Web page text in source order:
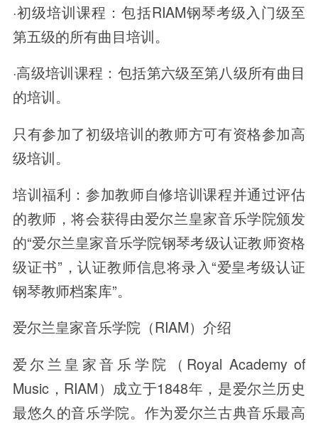
·初级培训课程：包括RIAM钢琴考级入门级至
第五级的所有曲目培训。
·高级培训课程：包括第六级至第八级所有曲目
的培训。
只有参加了初级培训的教师方可有资格参加高
级培训。
培训福利：参加教师自修培训课程并通过评估
的教师，将会获得由爱尔兰皇家音乐学院颁发
的“爱尔兰皇家音乐学院钢琴考级认证教师资格
级证书”，认证教师信息将录入“爱皇考级认证
钢琴教师档案库”。
爱尔兰皇家音乐学院（RIAM）介绍
爱尔兰皇家音乐学院（Royal Academy of
Music，RIAM）成立于1848年，是爱尔兰历史
最悠久的音乐学院。作为爱尔兰古典音乐最高